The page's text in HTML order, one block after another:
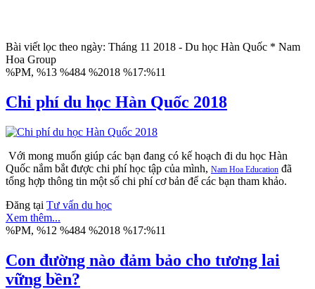
Bài viết lọc theo ngày: Tháng 11 2018 - Du học Hàn Quốc * Nam
Hoa Group
%PM, %13 %484 %2018 %17:%11
Chi phí du học Hàn Quốc 2018
Với mong muốn giúp các bạn đang có kế hoạch đi du học Hàn
Quốc nắm bắt được chi phí học tập của mình, Nam Hoa Education đã
tổng hợp thông tin một số chi phí cơ bản để các bạn tham khảo.
Đăng tại Tư vấn du học
Xem thêm...
%PM, %12 %484 %2018 %17:%11
Con đường nào đảm bảo cho tương lai
vững bền?